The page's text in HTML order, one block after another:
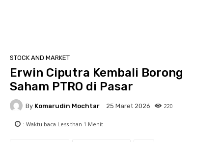
STOCK AND MARKET
Erwin Ciputra Kembali Borong
Saham PTRO di Pasar
By Komarudin Mochtar 25 Maret 2026 220
: Waktu baca Less than 1 Menit